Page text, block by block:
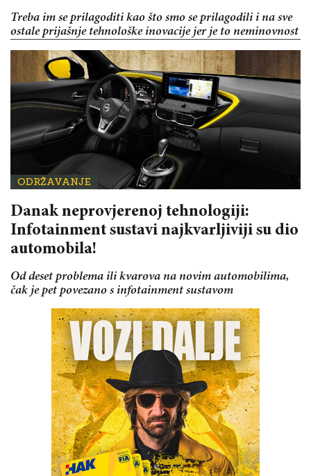
Treba im se prilagoditi kao što smo se prilagodili i na sve
ostale prijašnje tehnološke inovacije jer je to neminovnost
ODRŽAVANJE
Danak neprovjerenoj tehnologiji:
Infotainment sustavi najkvarljiviji su dio
automobila!
Od deset problema ili kvarova na novim automobilima,
čak je pet povezano s infotainment sustavom